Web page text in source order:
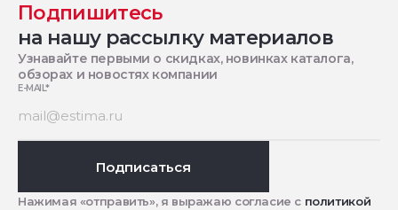
Подпишитесь
на нашу рассылку материалов
Узнавайте первыми о скидках, новинках каталога,
обзорах и новостях компании
E-MAIL*
Подписаться
Нажимая «отправить», я выражаю согласие с политикой